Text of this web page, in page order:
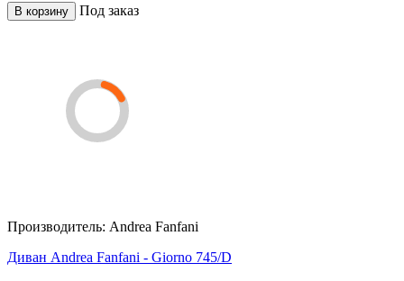
В корзину Под заказ
Производитель: Andrea Fanfani
Диван Andrea Fanfani - Giorno 745/D